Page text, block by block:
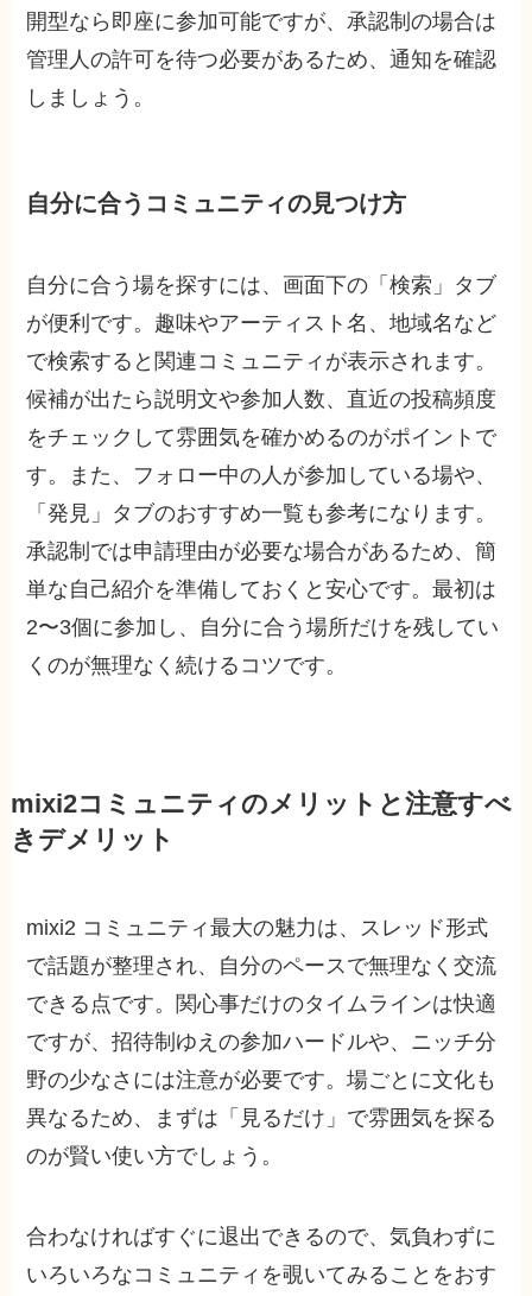
開型なら即座に参加可能ですが、承認制の場合は
管理人の許可を待つ必要があるため、通知を確認
しましょう。
自分に合うコミュニティの見つけ方
自分に合う場を探すには、画面下の「検索」タブ
が便利です。趣味やアーティスト名、地域名など
で検索すると関連コミュニティが表示されます。
候補が出たら説明文や参加人数、直近の投稿頻度
をチェックして雰囲気を確かめるのがポイントで
す。また、フォロー中の人が参加している場や、
「発見」タブのおすすめ一覧も参考になります。
承認制では申請理由が必要な場合があるため、簡
単な自己紹介を準備しておくと安心です。最初は
2〜3個に参加し、自分に合う場所だけを残してい
くのが無理なく続けるコツです。
mixi2コミュニティのメリットと注意すべ
きデメリット
mixi2 コミュニティ最大の魅力は、スレッド形式
で話題が整理され、自分のペースで無理なく交流
できる点です。関心事だけのタイムラインは快適
ですが、招待制ゆえの参加ハードルや、ニッチ分
野の少なさには注意が必要です。場ごとに文化も
異なるため、まずは「見るだけ」で雰囲気を探る
のが賢い使い方でしょう。
合わなければすぐに退出できるので、気負わずに
いろいろなコミュニティを覗いてみることをおす